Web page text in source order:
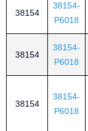
38154
38154-
P6018
38154
38154-
P6018
38154
38154-
P6018